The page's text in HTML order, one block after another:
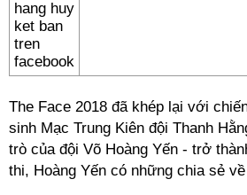
The Face 2018 đã khép lại với
sinh Mạc Trung Kiên đội Thanh
trò của đội Võ Hoàng Yến - trở
thi, Hoàng Yến có những chia sẻ